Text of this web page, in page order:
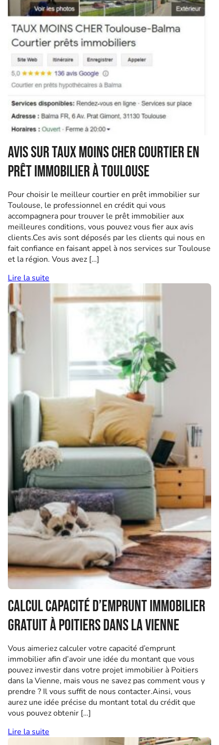
Avis sur Taux Moins Cher courtier en
prêt immobilier à Toulouse
Pour choisir le meilleur courtier en prêt immobilier sur
Toulouse, le professionnel en crédit qui vous
accompagnera pour trouver le prêt immobilier aux
meilleures conditions, vous pouvez vous fier aux avis
clients.Ces avis sont déposés par les clients qui nous en
fait confiance en faisant appel à nos services sur Toulouse
et la région. Vous avez […]
Lire la suite
Calcul capacité d’emprunt immobilier
gratuit à Poitiers dans la Vienne
Vous aimeriez calculer votre capacité d’emprunt
immobilier afin d’avoir une idée du montant que vous
pouvez investir dans votre projet immobilier à Poitiers
dans la Vienne, mais vous ne savez pas comment vous y
prendre ? Il vous suffit de nous contacter.Ainsi, vous
aurez une idée précise du montant total du crédit que
vous pouvez obtenir […]
Lire la suite